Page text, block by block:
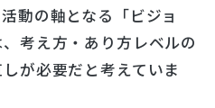
動の軸となる「ビジョ
考え方・あり方レベルの
が必要だと考えていま